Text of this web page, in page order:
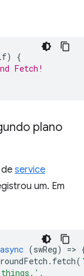
)
{
Fetch!
plano
service
um. Em
async (swReg) =>
. fetch(
,